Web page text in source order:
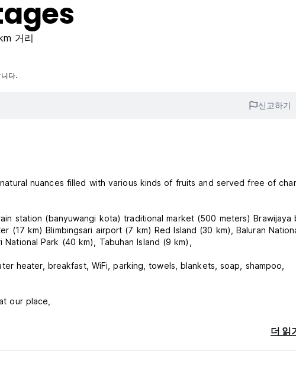
거리
다.
신고하기
nuances filled with various kinds of fruits and served free of
station (banyuwangi kota) traditional market (500 meters) Brawijaya
Baluran National Park
Park (40 km), Tabuhan Island (9 km),
heater, breakfast, WiFi, parking, towels, blankets, soap, shampoo,
our place,
더 읽